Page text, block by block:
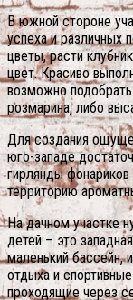
В южной стороне
успеха и различных
цветы, расти
цвет. Красиво
возможно
розмарина, либо
Для создания
юго-западе
гирлянды
территорию
На дачном участке
детей – это
маленький бассейн,
отдыха и
проходящие через